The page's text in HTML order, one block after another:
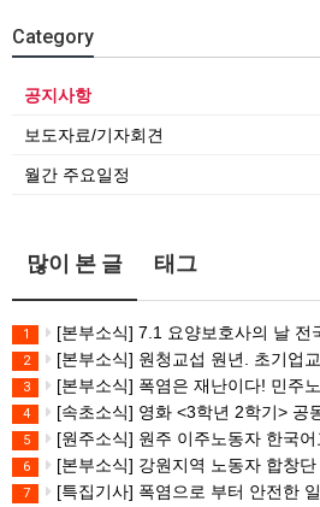
Category
공지사항
보도자료/기자회견
월간 주요일정
많이 본 글 태그
1 [본부소식] 7.1 요양보호사의 날 전
2 [본부소식] 원청교섭 원년. 초기업교섭 돌파! 모든 노동자의
3 [본부소식] 폭염은 재난이다! 민주노총 강원지
4 [속초소식] 영화 <3학년 2학기> 공
5 [원주소식] 원주 이주노동자 한국어
6 [본부소식] 강원지역 노동자 합창단
7 [특집기사] 폭염으로 부터 안전한